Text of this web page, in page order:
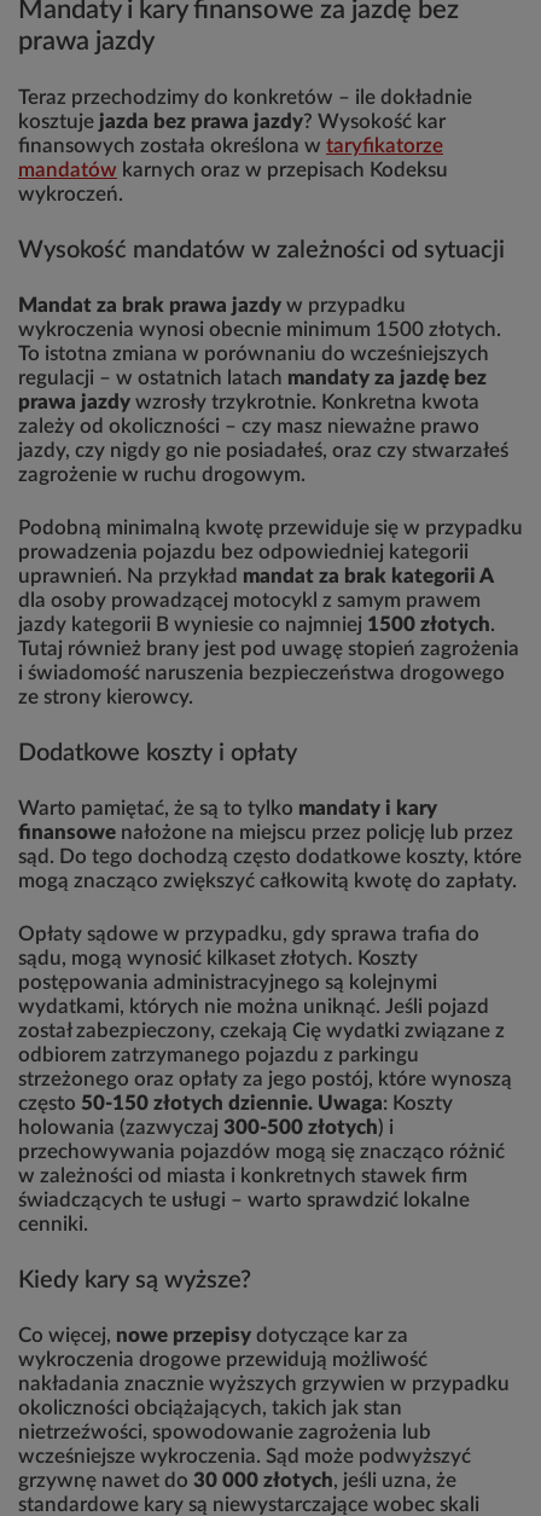
Mandaty i kary finansowe za jazdę bez
prawa jazdy
Teraz przechodzimy do konkretów – ile dokładnie
kosztuje jazda bez prawa jazdy? Wysokość kar
finansowych została określona w taryfikatorze
mandatów karnych oraz w przepisach Kodeksu
wykroczeń.
Wysokość mandatów w zależności od sytuacji
Mandat za brak prawa jazdy w przypadku
wykroczenia wynosi obecnie minimum 1500 złotych.
To istotna zmiana w porównaniu do wcześniejszych
regulacji – w ostatnich latach mandaty za jazdę bez
prawa jazdy wzrosły trzykrotnie. Konkretna kwota
zależy od okoliczności – czy masz nieważne prawo
jazdy, czy nigdy go nie posiadałeś, oraz czy stwarzałeś
zagrożenie w ruchu drogowym.
Podobną minimalną kwotę przewiduje się w przypadku
prowadzenia pojazdu bez odpowiedniej kategorii
uprawnień. Na przykład mandat za brak kategorii A
dla osoby prowadzącej motocykl z samym prawem
jazdy kategorii B wyniesie co najmniej 1500 złotych.
Tutaj również brany jest pod uwagę stopień zagrożenia
i świadomość naruszenia bezpieczeństwa drogowego
ze strony kierowcy.
Dodatkowe koszty i opłaty
Warto pamiętać, że są to tylko mandaty i kary
finansowe nałożone na miejscu przez policję lub przez
sąd. Do tego dochodzą często dodatkowe koszty, które
mogą znacząco zwiększyć całkowitą kwotę do zapłaty.
Opłaty sądowe w przypadku, gdy sprawa trafia do
sądu, mogą wynosić kilkaset złotych. Koszty
postępowania administracyjnego są kolejnymi
wydatkami, których nie można uniknąć. Jeśli pojazd
został zabezpieczony, czekają Cię wydatki związane z
odbiorem zatrzymanego pojazdu z parkingu
strzeżonego oraz opłaty za jego postój, które wynoszą
często 50-150 złotych dziennie. Uwaga: Koszty
holowania (zazwyczaj 300-500 złotych) i
przechowywania pojazdów mogą się znacząco różnić
w zależności od miasta i konkretnych stawek firm
świadczących te usługi – warto sprawdzić lokalne
cenniki.
Kiedy kary są wyższe?
Co więcej, nowe przepisy dotyczące kar za
wykroczenia drogowe przewidują możliwość
nakładania znacznie wyższych grzywien w przypadku
okoliczności obciążających, takich jak stan
nietrzeźwości, spowodowanie zagrożenia lub
wcześniejsze wykroczenia. Sąd może podwyższyć
grzywnę nawet do 30 000 złotych, jeśli uzna, że
standardowe kary są niewystarczające wobec skali